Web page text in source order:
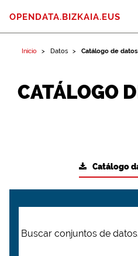
OPENDATA.BIZKAIA.EUS
Inicio Datos Catálogo de datos
CATÁLOGO
Catálogo